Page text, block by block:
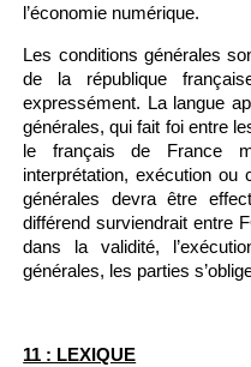
l’économie numérique.
Les conditions générales
de la république
expressément. La langue
générales, qui fait foi entre
le français de France
interprétation, exécution ou
générales devra être
différend surviendrait entre
dans la validité,
générales, les parties
11 : LEXIQUE